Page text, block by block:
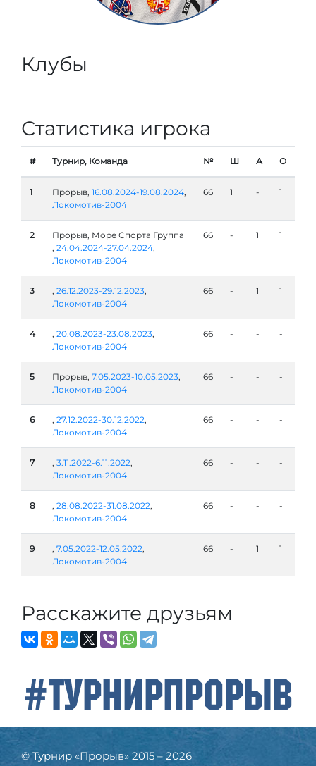
Клубы
Статистика игрока
# Турнир, Команда № Ш А О
1 Прорыв, 16.08.2024-19.08.2024,
Локомотив-2004
66 1 - 1
2
Прорыв, Море Спорта Группа
, 24.04.2024-27.04.2024,
Локомотив-2004
66 - 1 1
3 , 26.12.2023-29.12.2023,
Локомотив-2004
66 - 1 1
4 , 20.08.2023-23.08.2023,
Локомотив-2004
66 - - -
5 Прорыв, 7.05.2023-10.05.2023,
Локомотив-2004
66 - - -
6 , 27.12.2022-30.12.2022,
Локомотив-2004
66 - - -
7 , 3.11.2022-6.11.2022,
Локомотив-2004
66 - - -
8 , 28.08.2022-31.08.2022,
Локомотив-2004
66 - - -
9 , 7.05.2022-12.05.2022,
Локомотив-2004
66 - 1 1
Расскажите друзьям
#ТурнирПрорыв
© Турнир «Прорыв» 2015 – 2026